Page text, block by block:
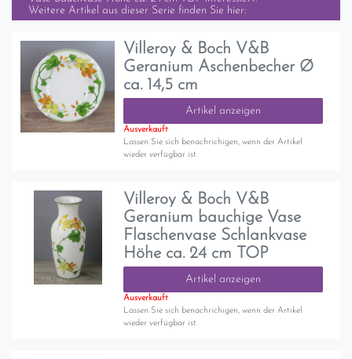
Weitere Artikel aus dieser Serie finden Sie hier:
Villeroy & Boch V&B
Geranium Aschenbecher Ø
ca. 14,5 cm
Artikel anzeigen
Ausverkauft
Lassen Sie sich benachrichigen, wenn der Artikel
wieder verfügbar ist.
Villeroy & Boch V&B
Geranium bauchige Vase
Flaschenvase Schlankvase
Höhe ca. 24 cm TOP
Artikel anzeigen
Ausverkauft
Lassen Sie sich benachrichigen, wenn der Artikel
wieder verfügbar ist.